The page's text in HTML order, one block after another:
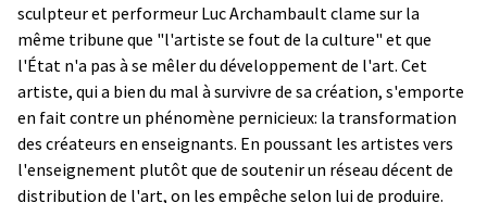
sculpteur et performeur Luc Archambault clame sur la
même tribune que "l'artiste se fout de la culture" et que
l'État n'a pas à se mêler du développement de l'art. Cet
artiste, qui a bien du mal à survivre de sa création, s'emporte
en fait contre un phénomène pernicieux: la transformation
des créateurs en enseignants. En poussant les artistes vers
l'enseignement plutôt que de soutenir un réseau décent de
distribution de l'art, on les empêche selon lui de produire.